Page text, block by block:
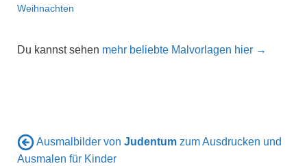
Weihnachten
Du kannst sehen mehr beliebte Malvorlagen hier →
Ausmalbilder von Judentum zum Ausdrucken und
Ausmalen für Kinder